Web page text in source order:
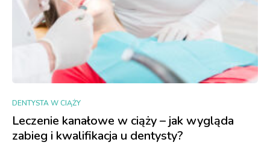
DENTYSTA W CIĄŻY
Leczenie kanałowe w ciąży – jak wygląda
zabieg i kwalifikacja u dentysty?